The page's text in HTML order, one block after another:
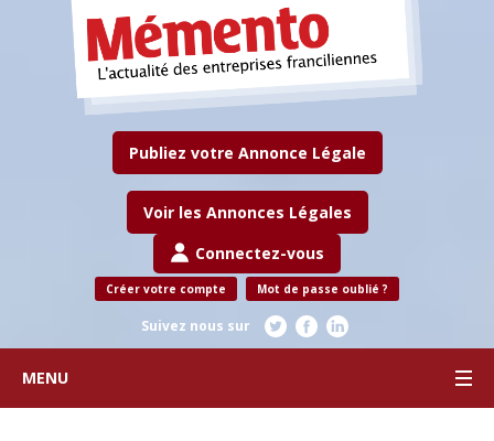
Publiez votre Annonce Légale
Voir les Annonces Légales
Connectez-vous
Créer votre compte Mot de passe oublié ?
Suivez nous sur
MENU